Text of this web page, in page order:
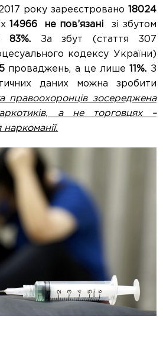
року зареєстровано
18024
14966 не пов’язані зі збутом
83%. За збут (стаття 307
кодексу України)
проваджень, а це лише 11%. З
даних можна зробити
правоохоронців зосереджена
а не торговцях –